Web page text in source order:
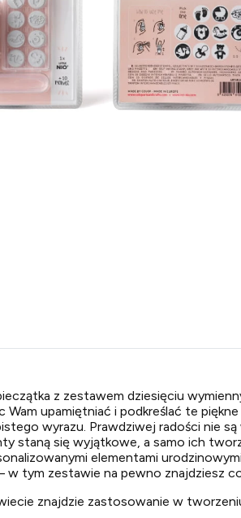
z zestawem dziesięciu
Wam upamiętniać i podkreślać te
wyrazu. Prawdziwej radości nie
staną się wyjątkowe, a samo ich
elementami
tym zestawie na pewno znajdziesz
znajdzie zastosowanie w